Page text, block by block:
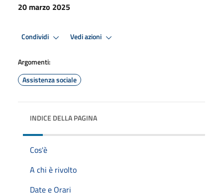
20 marzo 2025
Condividi Vedi azioni
Argomenti:
Assistenza sociale
INDICE DELLA PAGINA
Cos'è
A chi è rivolto
Date e Orari